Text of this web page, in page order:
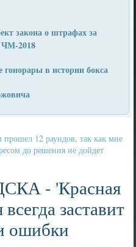
закона о штрафах за
ЧМ-2018
в истории бокса
12 раундов, так как мне
до решения не дойдет
- 'Красная
заставит
ошибки